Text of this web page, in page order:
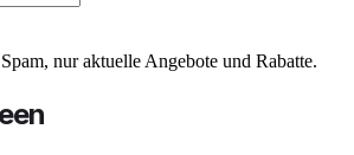
nur aktuelle Angebote und Rabatte.